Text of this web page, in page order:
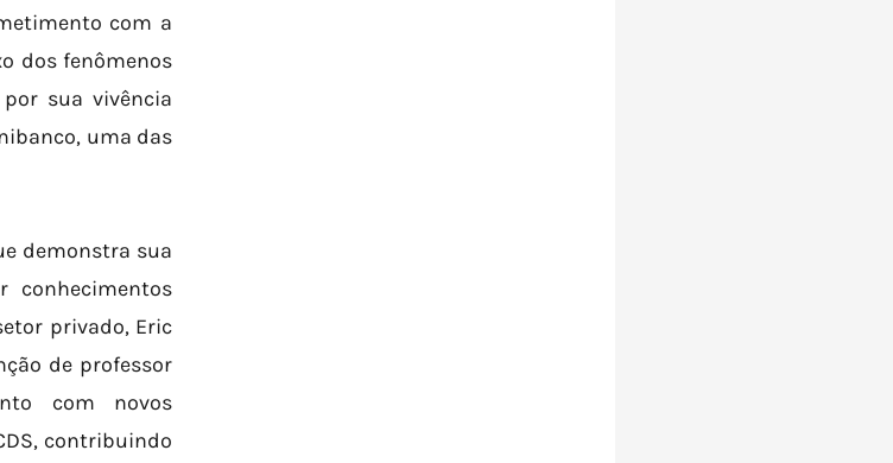
com a
dos fenômenos
sua vivência
uma das
demonstra sua
conhecimentos
privado, Eric
de professor
com novos
contribuindo